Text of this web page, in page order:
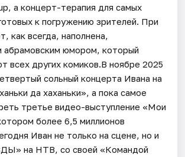
а концерт-терапия для самых
к погружению зрителей. При
как всегда, наполнена,
абрамовским юмором, который
всех других комиков.В ноябре 2025
сольный концерта Ивана на
да хаханьки», а пока самое
третье видео-выступление «Мои
более 6,5 миллионов
Иван не только на сцене, но и
на НТВ, со своей «Командой